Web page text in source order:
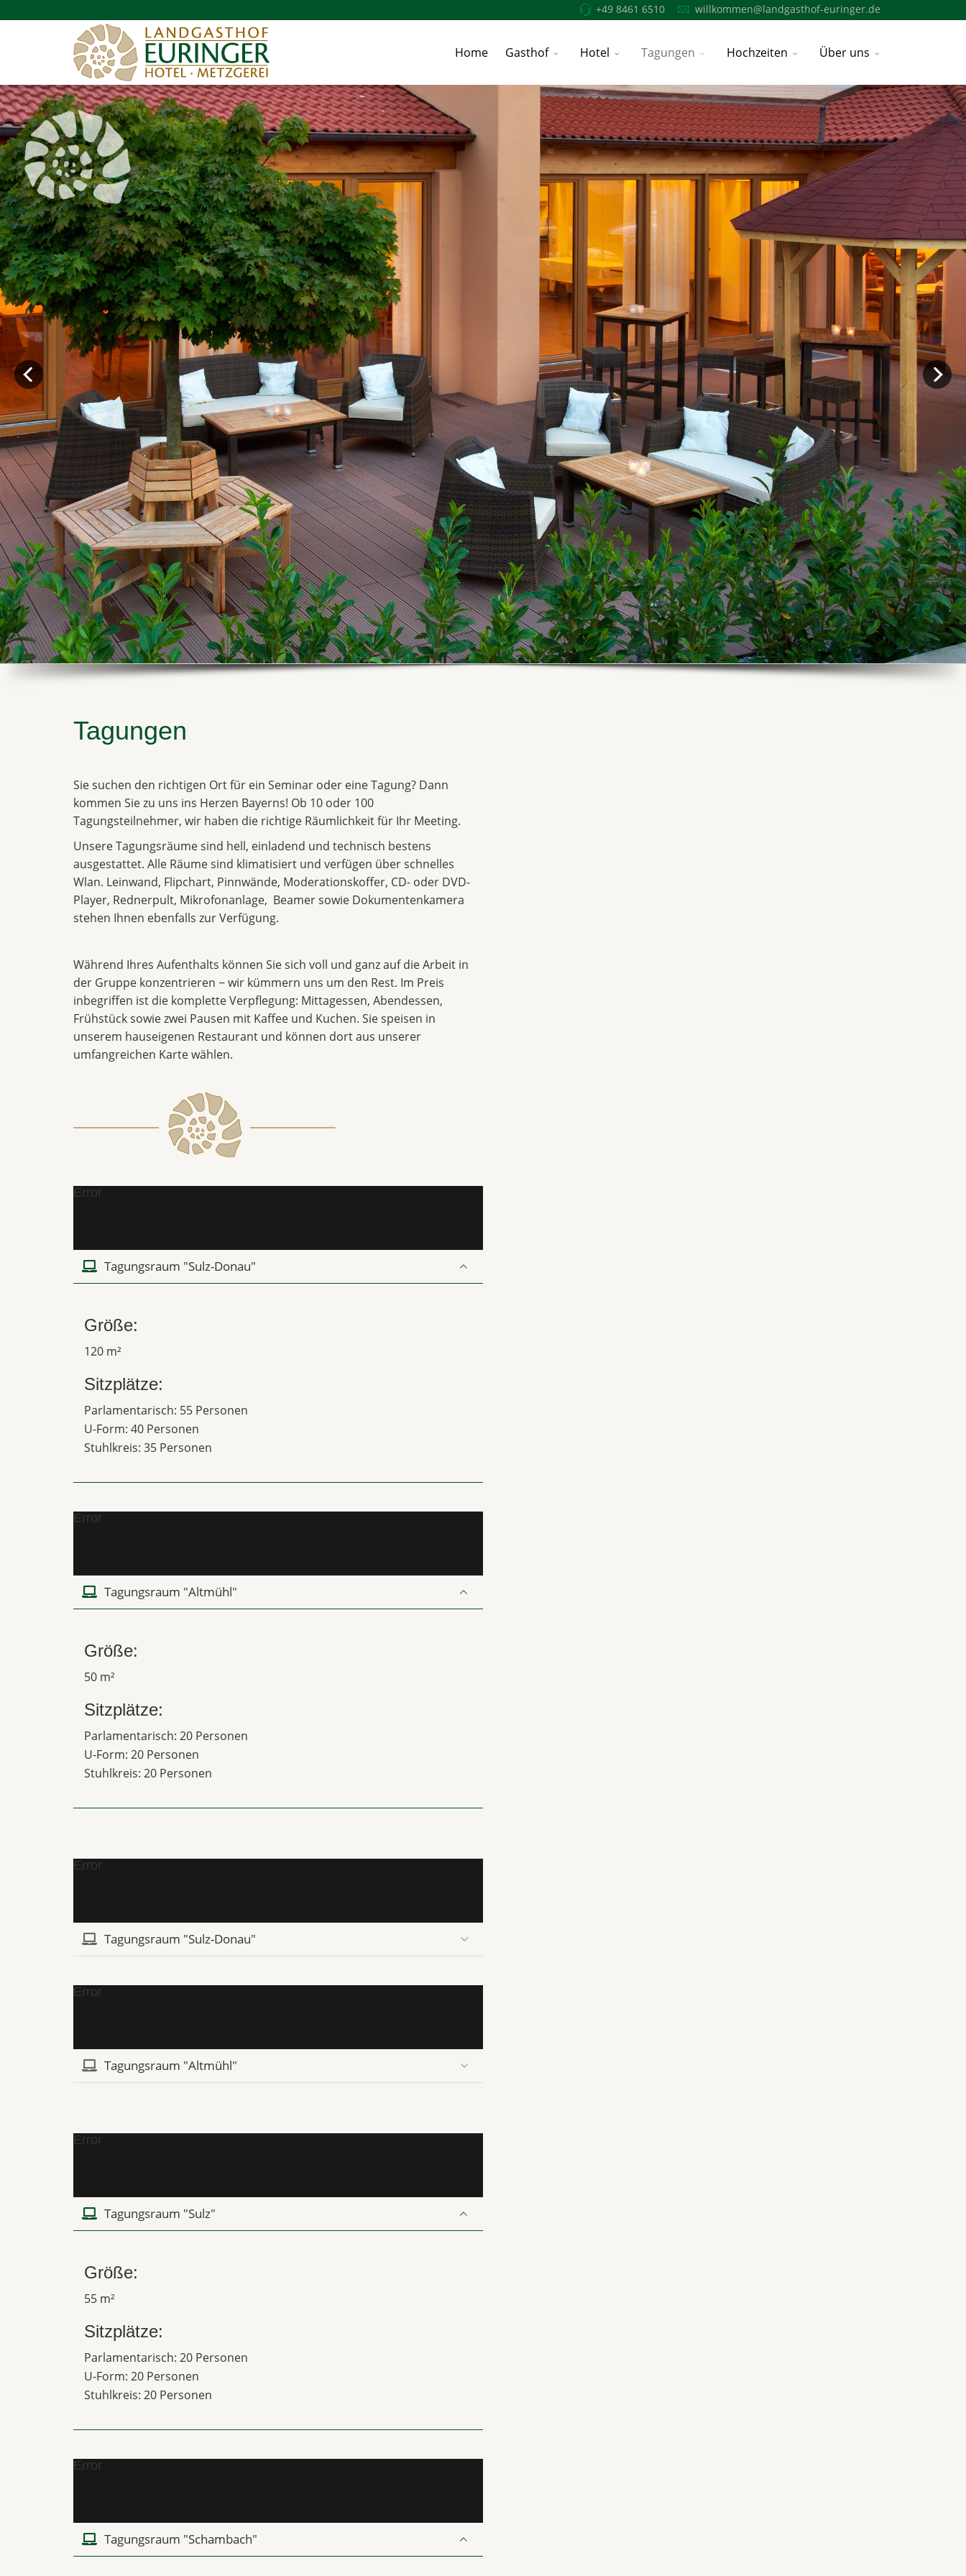
+49 8461 6510 willkommen@landgasthof-euringer.de
Home Gasthof Hotel Tagungen Hochzeiten Über uns
Tagungen
Sie suchen den richtigen Ort für ein Seminar oder eine Tagung? Dann
kommen Sie zu uns ins Herzen Bayerns! Ob 10 oder 100
Tagungsteilnehmer, wir haben die richtige Räumlichkeit für Ihr Meeting.
Unsere Tagungsräume sind hell, einladend und technisch bestens
ausgestattet. Alle Räume sind klimatisiert und verfügen über schnelles
Wlan. Leinwand, Flipchart, Pinnwände, Moderationskoffer, CD- oder DVD-
Player, Rednerpult, Mikrofonanlage, Beamer sowie Dokumentenkamera
stehen Ihnen ebenfalls zur Verfügung.
Während Ihres Aufenthalts können Sie sich voll und ganz auf die Arbeit in
der Gruppe konzentrieren − wir kümmern uns um den Rest. Im Preis
inbegriffen ist die komplette Verpflegung: Mittagessen, Abendessen,
Frühstück sowie zwei Pausen mit Kaffee und Kuchen. Sie speisen in
unserem hauseigenen Restaurant und können dort aus unserer
umfangreichen Karte wählen.
Error
Tagungsraum "Sulz-Donau"
Größe:
120 m²
Sitzplätze:
Parlamentarisch: 55 Personen
U-Form: 40 Personen
Stuhlkreis: 35 Personen
Error
Tagungsraum "Altmühl"
Größe:
50 m²
Sitzplätze:
Parlamentarisch: 20 Personen
U-Form: 20 Personen
Stuhlkreis: 20 Personen
Error
Tagungsraum "Sulz-Donau"
Error
Tagungsraum "Altmühl"
Error
Tagungsraum "Sulz"
Größe:
55 m²
Sitzplätze:
Parlamentarisch: 20 Personen
U-Form: 20 Personen
Stuhlkreis: 20 Personen
Error
Tagungsraum "Schambach"